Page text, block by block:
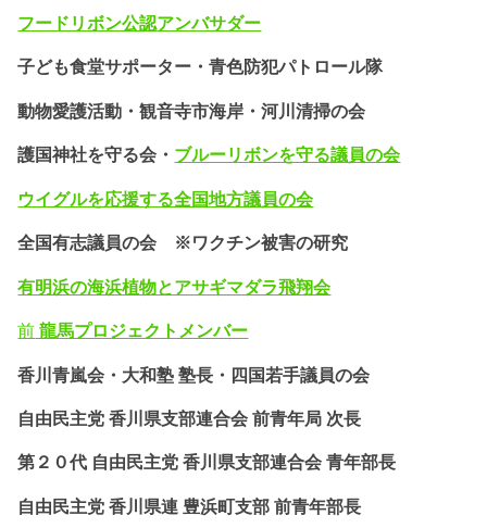
フードリボン公認アンバサダー
子ども食堂サポーター・青色防犯パトロール隊
動物愛護活動・観音寺市海岸・河川清掃の会
護国神社を守る会・ ブルーリボンを守る議員の会
ウイグルを応援する全国地方議員の会
全国有志議員の会 ※ワクチン被害の研究
有明浜の海浜植物とアサギマダラ飛翔会
前 龍馬プロジェクトメンバー
香川青嵐会・ 大和塾 塾長・四国若手議員の会
自由民主党 香川県支部連合会 前青年局 次長
第２０代 自由民主党 香川県支部連合会 青年部長
自由民主党 香川県連 豊浜町支部 前青年部長